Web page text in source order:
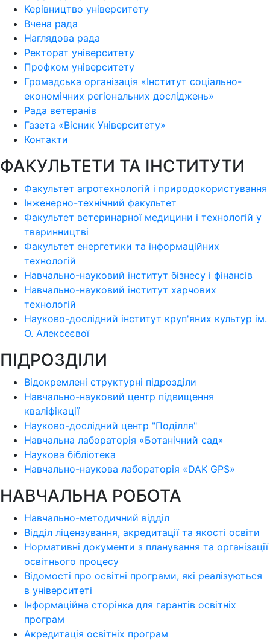
Керівництво університету
Вчена рада
Наглядова рада
Ректорат університету
Профком університету
Громадська організація «Інститут соціально-
економічних регіональних досліджень»
Рада ветеранів
Газета «Вісник Університету»
Контакти
ФАКУЛЬТЕТИ ТА ІНСТИТУТИ
Факультет агротехнологій і природокористування
Інженерно-технічний факультет
Факультет ветеринарної медицини і технологій у
тваринництві
Факультет енергетики та інформаційних
технологій
Навчально-науковий інститут бізнесу і фінансів
Навчально-науковий інститут харчових
технологій
Науково-дослідний інститут круп'яних культур ім.
О. Алексеєвої
ПІДРОЗДІЛИ
Відокремлені структурні підрозділи
Навчально-науковий центр підвищення
кваліфікації
Науково-дослідний центр "Поділля"
Навчальна лабораторія «Ботанічний сад»
Наукова бібліотека
Навчально-наукова лабораторія «DAK GPS»
НАВЧАЛЬНА РОБОТА
Навчально-методичний відділ
Відділ ліцензування, акредитації та якості освіти
Нормативні документи з планування та організації
освітнього процесу
Відомості про освітні програми, які реалізуються
в університеті
Інформаційна сторінка для гарантів освітніх
програм
Акредитація освітніх програм